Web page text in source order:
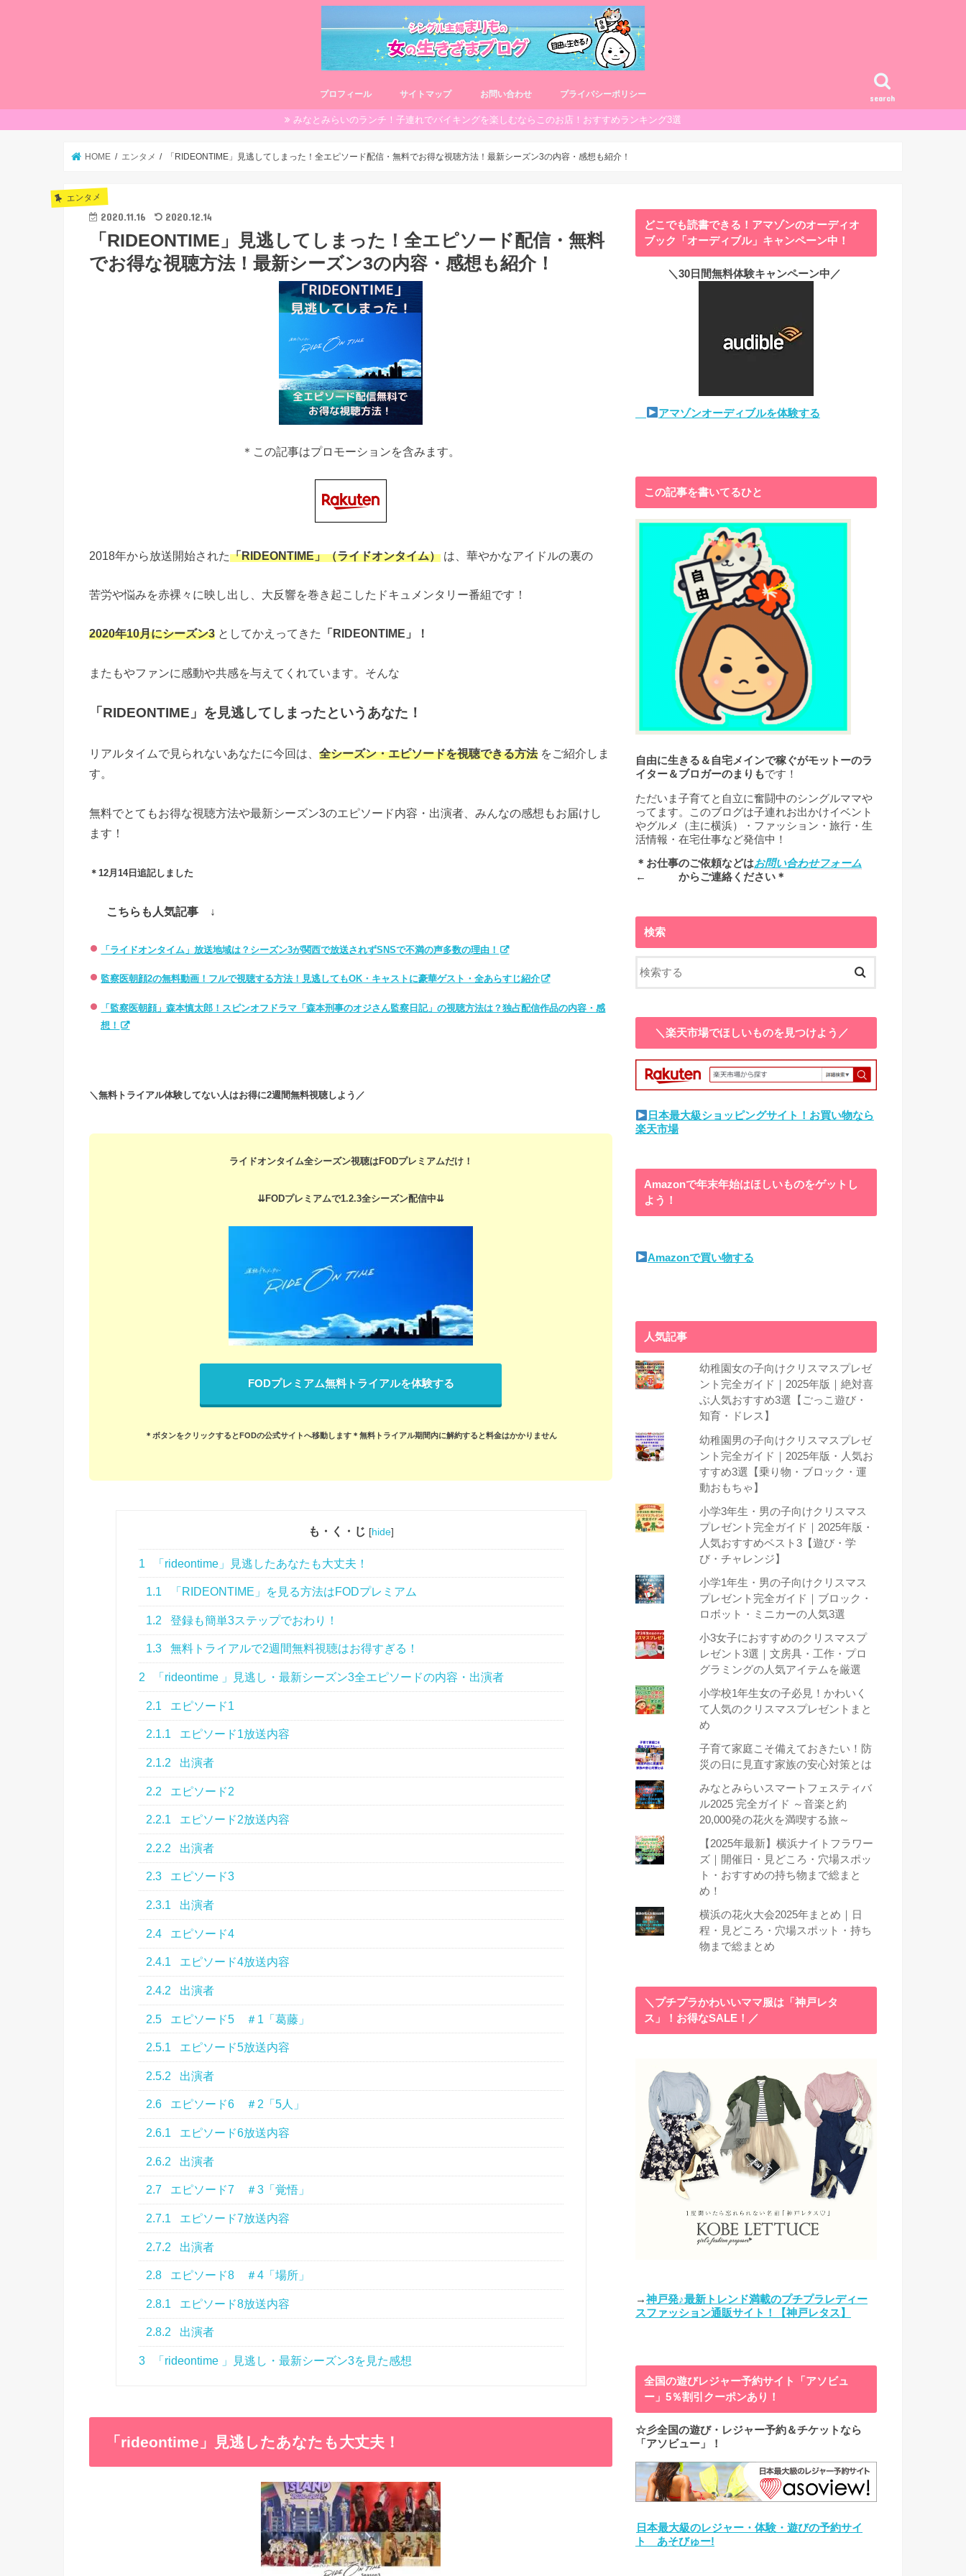
search
プロフィール サイトマップ お問い合わせ プライバシーポリシー
みなとみらいのランチ！子連れでバイキングを楽しむならこのお店！おすすめランキング3選
HOME エンタメ 「RIDEONTIME」見逃してしまった！全エピソード配信・無料でお得な視聴方法！最新シーズン3の内容・感想も紹介！
エンタメ
2020.11.16 2020.12.14
「RIDEONTIME」見逃してしまった！全エピソード配信・無料
でお得な視聴方法！最新シーズン3の内容・感想も紹介！
＊この記事はプロモーションを含みます。
2018年から放送開始された「RIDEONTIME」（ライドオンタイム） は、華やかなアイドルの裏の
苦労や悩みを赤裸々に映し出し、大反響を巻き起こしたドキュメンタリー番組です！
2020年10月にシーズン3 としてかえってきた 「RIDEONTIME」！
またもやファンに感動や共感を与えてくれています。そんな
「RIDEONTIME」を見逃してしまったというあなた！
リアルタイムで見られないあなたに今回は、 全シーズン・エピソードを視聴できる方法をご紹介しま
す。
無料でとてもお得な視聴方法や最新シーズン3のエピソード内容・出演者、みんなの感想もお届けし
ます！
＊12月14日追記しました
こちらも人気記事 ↓
「ライドオンタイム」放送地域は？シーズン3が関西で放送されずSNSで不満の声多数の理由！
監察医朝顔2の無料動画！フルで視聴する方法！見逃してもOK・キャストに豪華ゲスト・全あらすじ紹介
「監察医朝顔」森本慎太郎！スピンオフドラマ「森本刑事のオジさん監察日記」の視聴方法は？独占配信作品の内容・感
想！
＼無料トライアル体験してない人はお得に2週間無料視聴しよう／
ライドオンタイム全シーズン視聴はFODプレミアムだけ！
⇊FODプレミアムで1.2.3全シーズン配信中⇊
FODプレミアム無料トライアルを体験する
＊ボタンをクリックするとFODの公式サイトへ移動します ＊無料トライアル期間内に解約すると料金はかかりません
も・く・じ [hide]
1 「rideontime」見逃したあなたも大丈夫！
1.1 「RIDEONTIME」を見る方法はFODプレミアム
1.2 登録も簡単3ステップでおわり！
1.3 無料トライアルで2週間無料視聴はお得すぎる！
2 「rideontime 」見逃し・最新シーズン3全エピソードの内容・出演者
2.1 エピソード1
2.1.1 エピソード1放送内容
2.1.2 出演者
2.2 エピソード2
2.2.1 エピソード2放送内容
2.2.2 出演者
2.3 エピソード3
2.3.1 出演者
2.4 エピソード4
2.4.1 エピソード4放送内容
2.4.2 出演者
2.5 エピソード5 ＃1「葛藤」
2.5.1 エピソード5放送内容
2.5.2 出演者
2.6 エピソード6 ＃2「5人」
2.6.1 エピソード6放送内容
2.6.2 出演者
2.7 エピソード7 ＃3「覚悟」
2.7.1 エピソード7放送内容
2.7.2 出演者
2.8 エピソード8 ＃4「場所」
2.8.1 エピソード8放送内容
2.8.2 出演者
3 「rideontime 」見逃し・最新シーズン3を見た感想
「rideontime」見逃したあなたも大丈夫！
どこでも読書できる！アマゾンのオーディオ
ブック「オーディブル」キャンペーン中！
＼30日間無料体験キャンペーン中／
アマゾンオーディブルを体験する
この記事を書いてるひと
自由に生きる＆自宅メインで稼ぐがモットーのラ
イター＆ブロガーのまりもです！
ただいま子育てと自立に奮闘中のシングルママや
ってます。このブログは子連れお出かけイベント
やグルメ（主に横浜）・ファッション・旅行・生
活情報・在宅仕事など発信中！
＊お仕事のご依頼などはお問い合わせフォーム
← からご連絡ください＊
検索
＼楽天市場でほしいものを見つけよう／
日本最大級ショッピングサイト！お買い物なら
楽天市場
Amazonで年末年始はほしいものをゲットし
よう！
Amazonで買い物する
人気記事
幼稚園女の子向けクリスマスプレゼ
ント完全ガイド｜2025年版｜絶対喜
ぶ人気おすすめ3選【ごっこ遊び・
知育・ドレス】
幼稚園男の子向けクリスマスプレゼ
ント完全ガイド｜2025年版・人気お
すすめ3選【乗り物・ブロック・運
動おもちゃ】
小学3年生・男の子向けクリスマス
プレゼント完全ガイド｜2025年版・
人気おすすめベスト3【遊び・学
び・チャレンジ】
小学1年生・男の子向けクリスマス
プレゼント完全ガイド｜ブロック・
ロボット・ミニカーの人気3選
小3女子におすすめのクリスマスプ
レゼント3選｜文房具・工作・プロ
グラミングの人気アイテムを厳選
小学校1年生女の子必見！かわいく
て人気のクリスマスプレゼントまと
め
子育て家庭こそ備えておきたい！防
災の日に見直す家族の安心対策とは
みなとみらいスマートフェスティバ
ル2025 完全ガイド ～音楽と約
20,000発の花火を満喫する旅～
【2025年最新】横浜ナイトフラワー
ズ｜開催日・見どころ・穴場スポッ
ト・おすすめの持ち物まで総まと
め！
横浜の花火大会2025年まとめ｜日
程・見どころ・穴場スポット・持ち
物まで総まとめ
＼プチプラかわいいママ服は「神戸レタ
ス」！お得なSALE！／
→神戸発♪最新トレンド満載のプチプラレディー
スファッション通販サイト！【神戸レタス】
全国の遊びレジャー予約サイト「アソビュ
ー」5％割引クーポンあり！
☆彡全国の遊び・レジャー予約＆チケットなら
「アソビュー」！
日本最大級のレジャー・体験・遊びの予約サイ
ト あそびゅー!